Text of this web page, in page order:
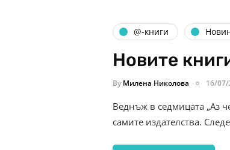
@-книги
Новите
By Милена Николова 16/07/
Веднъж в седмицата „Аз
самите издателства.